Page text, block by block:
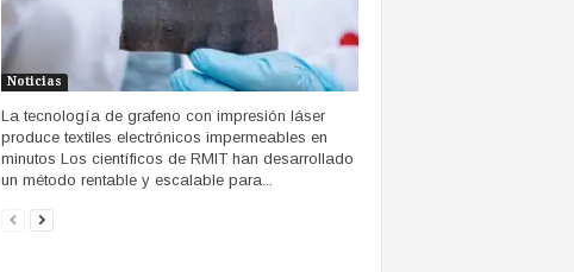
Noticias
La tecnología de grafeno con impresión láser
produce textiles electrónicos impermeables en
minutos Los científicos de RMIT han desarrollado
un método rentable y escalable para...